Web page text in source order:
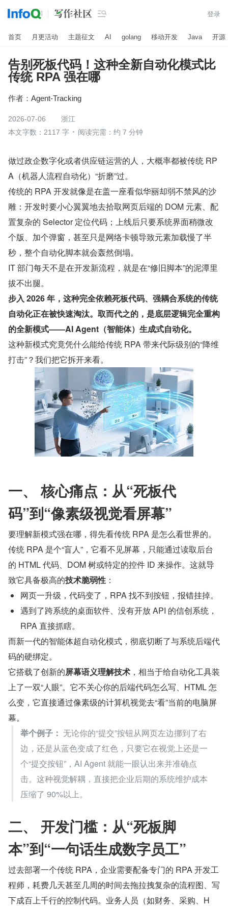
 登录
首页 月更活动 主题征文 AI golang 移动开发 Java 开源
告别死板代码！这种全新自动化模式比
传统 RPA 强在哪
作者： Agent-Tracking
2026-07-06
浙江
本文字数：2117 字
阅读完需：约 7 分钟
做过政企数字化或者供应链运营的人，大概率都被传统 RP
A（机器人流程自动化）“折磨”过。
传统的 RPA 开发就像是在盖一座看似华丽却弱不禁风的沙
雕：开发时要小心翼翼地去拾取网页后端的 DOM 元素、配
置复杂的 Selector 定位代码；上线后只要系统界面稍微改
个版、加个弹窗，甚至只是网络卡顿导致元素加载慢了半
秒，整个自动化脚本就会轰然倒塌。
IT 部门每天不是在开发新流程，就是在“修旧脚本”的泥潭里
拔不出腿。
步入 2026 年，这种完全依赖死板代码、强耦合系统的传统
自动化正在被快速淘汰。取而代之的，是底层逻辑完全重构
的全新模式——AI Agent（智能体）生成式自动化。
这种新模式究竟凭什么能给传统 RPA 带来代际级别的“降维
打击”？我们把它拆开来看。
一、 核心痛点：从“死板代
码”到“像素级视觉看屏幕”
要理解新模式强在哪，得先看传统 RPA 是怎么看世界的。
传统 RPA 是个“盲人”，它看不见屏幕，只能通过读取后台
的 HTML 代码、DOM 树或特定的控件 ID 来操作。这就导
致它具备极高的技术脆弱性 ：
网页一升级，代码变了，RPA 找不到按钮，报错挂掉。
遇到了跨系统的桌面软件、没有开放 API 的信创系统，
RPA 直接抓瞎。
而新一代的智能体超自动化模式，彻底切断了与系统后端代
码的硬绑定。
它搭载了创新的屏幕语义理解技术 ，相当于给自动化工具装
上了一双“人眼”。它不关心你的后端代码怎么写、HTML 怎
么变，它直接通过像素级的计算机视觉去“看”当前的电脑屏
幕。
举个例子： 无论你的“提交”按钮从网页左边挪到了右
边，还是从蓝色变成了红色，只要它在视觉上还是一
个“提交按钮”，AI Agent 就能一眼认出来并准确点
击。这种视觉解耦，直接把企业后期的系统维护成本
压缩了 90%以上。
二、 开发门槛：从“死板脚
本”到“一句话生成数字员工”
过去部署一个传统 RPA，企业需要配备专门的 RPA 开发工
程师，耗费几天甚至几周的时间去拖拉拽复杂的流程图、写
下成百上千行的控制代码。业务人员（如财务、采购、H